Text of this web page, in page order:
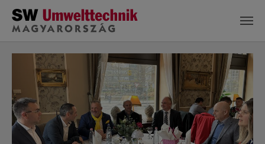
Skip to main content